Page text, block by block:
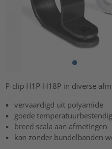
P-clip H1P-H18P in diverse
vervaardigd uit polyamide
goede
breed scala aan afmetingen
kan zonder bundelbanden